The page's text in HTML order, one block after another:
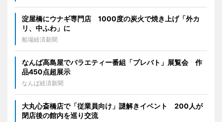
淀屋橋にウナギ専門店 1000度の炭火で焼き上げ「外カ
リ、中ふわ」に
船場経済新聞
なんば高島屋でバラエティー番組「プレバト」展覧会 作
品450点超展示
なんば経済新聞
大丸心斎橋店で「従業員向け」謎解きイベント 200人が
閉店後の館内を巡り交流